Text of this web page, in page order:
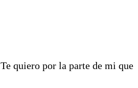
parte de mi que